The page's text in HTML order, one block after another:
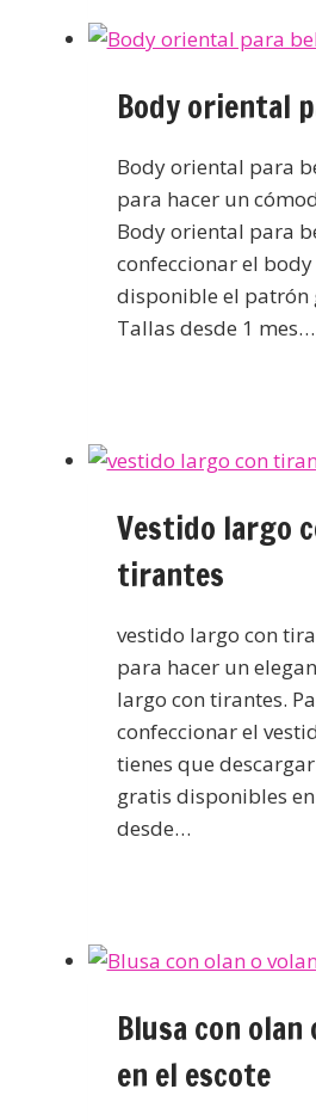
Body oriental
Body oriental para
para hacer un
Body oriental para
confeccionar el body
disponible el patrón
Tallas desde 1 mes…
Vestido largo
tirantes
vestido largo con
para hacer un
largo con tirantes.
confeccionar el
tienes que
gratis disponibles
desde…
Blusa con
en el escote